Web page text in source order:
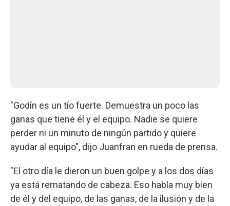
"Godín es un tío fuerte. Demuestra un poco las
ganas que tiene él y el equipo. Nadie se quiere
perder ni un minuto de ningún partido y quiere
ayudar al equipo", dijo Juanfran en rueda de prensa.
"El otro día le dieron un buen golpe y a los dos días
ya está rematando de cabeza. Eso habla muy bien
de él y del equipo, de las ganas, de la ilusión y de la